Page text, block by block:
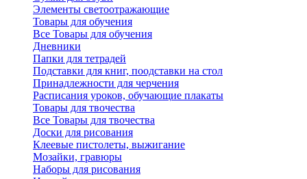
Элементы светоотражающие
Товары для обучения
Все Товары для обучения
Дневники
Папки для тетрадей
Подставки для книг, поодставки на стол
Принадлежности для черчения
Расписания уроков, обучающие плакаты
Товары для твочества
Все Товары для твочества
Доски для рисования
Клеевые пистолеты, выжигание
Мозайки, гравюры
Наборы для рисования